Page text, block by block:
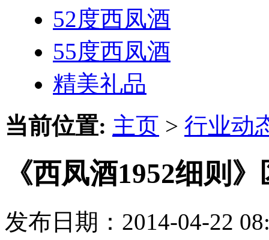
52度西凤酒
55度西凤酒
精美礼品
当前位置: 主页 > 行业动
《西凤酒1952细则
发布日期：2014-04-22